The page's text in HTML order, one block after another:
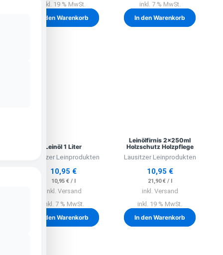
inkl. 19 % MwSt.
In den Warenkorb
inkl. 7 % MwSt.
In den Warenkorb
Leinöl 1 Liter
Lausitzer Leinprodukten
10,95 €
10,95 €/ l
inkl. Versand
inkl. 7 % MwSt.
In den Warenkorb
Leinölfirnis 2x250ml
Holzschutz Holzpflege
Lausitzer Leinprodukten
10,95 €
21,90€/ l
inkl. Versand
inkl. 19 % MwSt.
In den Warenkorb